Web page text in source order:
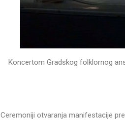
Koncertom Gradskog folklornog
Ceremoniji otvaranja manifestacije